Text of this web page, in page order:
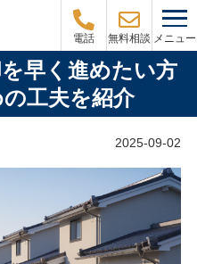
電話 無料相談 メニュー
早く進めたい方
工夫を紹介
2025-09-02